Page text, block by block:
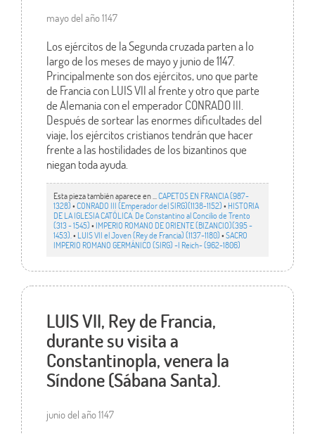
mayo del año 1147
Los ejércitos de la Segunda cruzada parten a lo
largo de los meses de mayo y junio de 1147.
Principalmente son dos ejércitos, uno que parte
de Francia con LUIS VII al frente y otro que parte
de Alemania con el emperador CONRADO III.
Después de sortear las enormes dificultades del
viaje, los ejércitos cristianos tendrán que hacer
frente a las hostilidades de los bizantinos que
niegan toda ayuda.
Esta pieza también aparece en ...CAPETOS EN FRANCIA (987-
1328)•CONRADO III (Emperador del SIRG)(1138-1152)• HISTORIA
DE LA IGLESIA CATÓLICA. De Constantino al Concilio de Trento
(313 - 1545)• IMPERIO ROMANO DE ORIENTE (BIZANCIO)(395 -
1453).• LUIS VII el Joven (Rey de Francia) (1137-1180)•SACRO
IMPERIO ROMANO GERMÁNICO (SIRG) -I Reich- (962-1806)
LUIS VII, Rey de Francia,
durante su visita a
Constantinopla, venera la
Síndone (Sábana Santa).
junio del año 1147